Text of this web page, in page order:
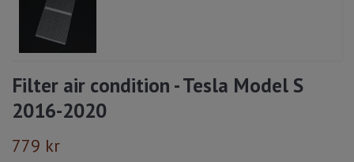
Filter air condition - Tesla Model S
2016-2020
779 kr